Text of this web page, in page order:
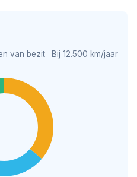
van bezit Bij 12.500 km/jaar